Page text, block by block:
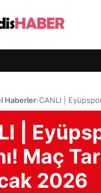
Haberler›CANLI |
|
Maç
2026